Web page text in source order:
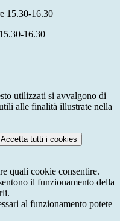
15.30-16.30
16.30
utilizzati si avvalgono di
alle finalità illustrate nella
Accetta tutti i cookies
quali cookie consentire.
il funzionamento della
al funzionamento potete